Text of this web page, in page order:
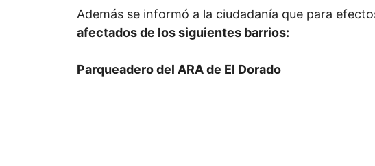
Además se informó a la ciudadanía que para
afectados de los siguientes barrios:
Parqueadero del ARA de El Dorado